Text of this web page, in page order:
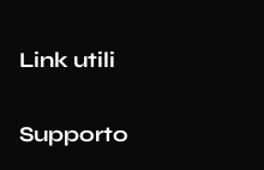
Link utili
Supporto